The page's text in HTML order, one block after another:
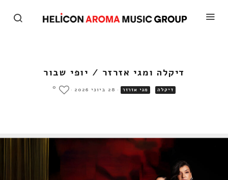
דיקלה ומגי אזרזר / יופי שבור
דיקלה מגי אזרזר · 28 ביוני 2026 ·
0